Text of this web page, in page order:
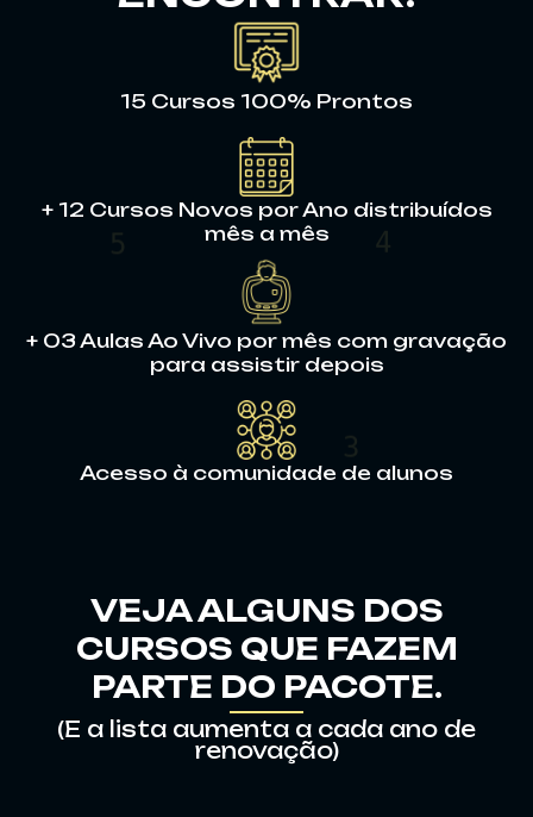
15 Cursos 100% Prontos
+ 12 Cursos Novos por Ano distribuídos
mês a mês
+ 03 Aulas Ao Vivo por mês com gravação
para assistir depois
Acesso à comunidade de alunos
VEJA ALGUNS DOS
CURSOS QUE FAZEM
PARTE DO PACOTE.
(E a lista aumenta a cada ano de
renovação)
7
2
7